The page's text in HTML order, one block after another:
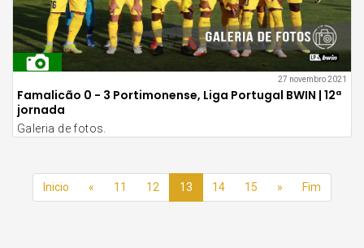
27 novembro 2021
Famalicão 0 - 3 Portimonense, Liga Portugal BWIN | 12ª
jornada
Galeria de fotos.
Inicio « 11 12 13 14 15 » Fim